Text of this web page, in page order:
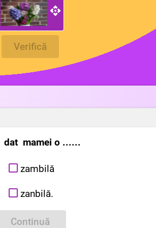
Verifică
dat mamei o ......
zambilă
zanbilă.
Continuă